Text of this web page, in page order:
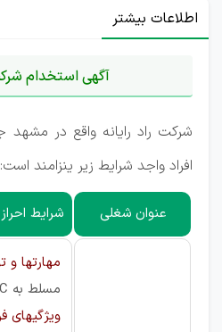
اطلاعات بیشتر
آگهی استخدام
شرکت راد رایانه واقع در
افراد واجد شرایط زیر ینزامند است:
عنوان شغلی شرایط احراز
مهارتها و
مسلط به SQL ,MVC
ویژگیهای